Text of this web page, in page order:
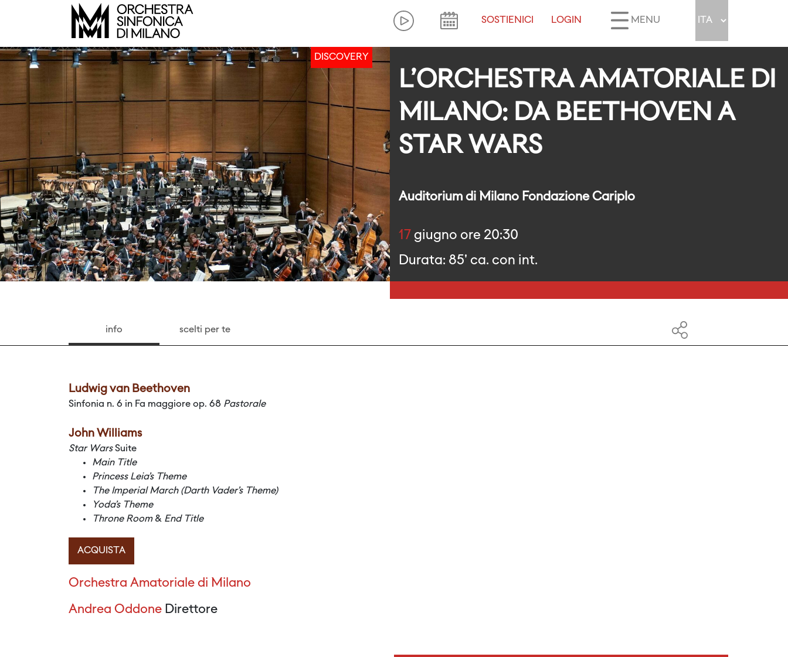
SOSTIENICI LOGIN MENU
DISCOVERY
L’ORCHESTRA AMATORIALE DI
MILANO: DA BEETHOVEN A
STAR WARS
Auditorium di Milano Fondazione Cariplo
17 giugno ore 20:30
Durata: 85' ca. con int.
info scelti per te
Ludwig van Beethoven
Sinfonia n. 6 in Fa maggiore op. 68 Pastorale
John Williams
Star WarsSuite
Main Title
Princess Leia’s Theme
The Imperial March (Darth Vader’s Theme)
Yoda’s Theme
Throne Room & End Title
ACQUISTA
Orchestra Amatoriale di Milano
Andrea Oddone Direttore